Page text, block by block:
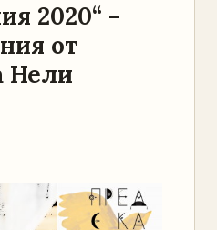
2020“ -
от
Нели